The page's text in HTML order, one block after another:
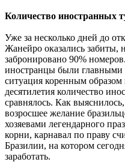
Количество иностранных
Уже за несколько дней до
Жанейро оказались забиты,
забронировано 90%
иностранцы были главными
ситуация коренным образом
десятилетия количество
сравнялось. Как
возросшее желание
хозяевами легендарного
корни, карнавал по праву
Бразилии, на котором
заработать.